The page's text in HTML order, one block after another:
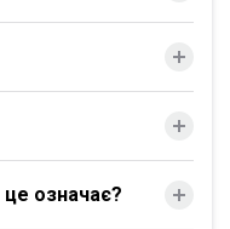
означає?